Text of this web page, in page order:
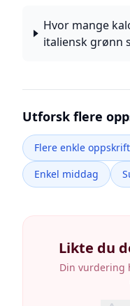
Hvor mange
italiensk grønn
Utforsk flere
Flere enkle
Enkel middag
Likte du
Din vurdering